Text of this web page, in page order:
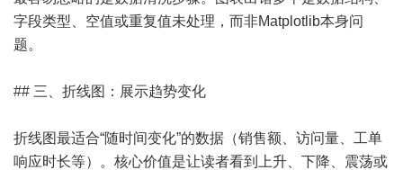
字段类型、空值或重复值未处理，而非Matplotlib本身问
题。
## 三、折线图：展示趋势变化
折线图最适合“随时间变化”的数据（销售额、访问量、工单
响应时长等）。核心价值是让读者看到上升、下降、震荡或